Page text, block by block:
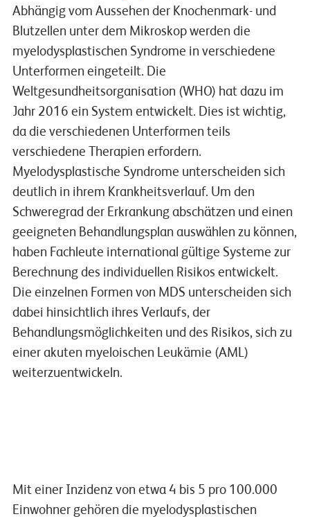
Abhängig vom Aussehen der Knochenmark- und
Blutzellen unter dem Mikroskop werden die
myelodysplastischen Syndrome in verschiedene
Unterformen eingeteilt. Die
Weltgesundheitsorganisation (WHO) hat dazu im
Jahr 2016 ein System entwickelt. Dies ist wichtig,
da die verschiedenen Unterformen teils
verschiedene Therapien erfordern.
Myelodysplastische Syndrome unterscheiden sich
deutlich in ihrem Krankheitsverlauf. Um den
Schweregrad der Erkrankung abschätzen und einen
geeigneten Behandlungsplan auswählen zu können,
haben Fachleute international gültige Systeme zur
Berechnung des individuellen Risikos entwickelt.
Die einzelnen Formen von MDS unterscheiden sich
dabei hinsichtlich ihres Verlaufs, der
Behandlungsmöglichkeiten und des Risikos, sich zu
einer akuten myeloischen Leukämie (AML)
weiterzuentwickeln.
Mit einer Inzidenz von etwa 4 bis 5 pro 100.000
Einwohner gehören die myelodysplastischen